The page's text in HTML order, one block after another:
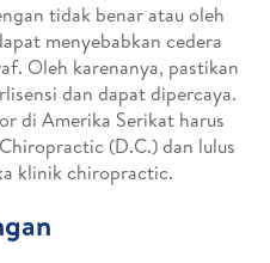
tidak benar atau oleh
menyebabkan cedera
Oleh karenanya, pastikan
dan dapat dipercaya.
di Amerika Serikat harus
(D.C.) dan lulus
klinik chiropractic.